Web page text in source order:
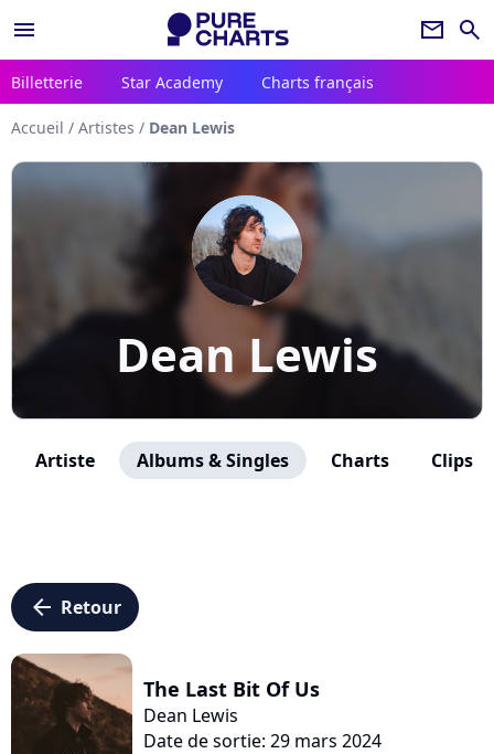
menu newsletter search
Billetterie Star Academy Charts français
Accueil / Artistes / Dean Lewis
Dean Lewis
Artiste Albums & Singles Charts Clips
arrow_left Retour
The Last Bit Of Us
Dean Lewis
Date de sortie: 29 mars 2024